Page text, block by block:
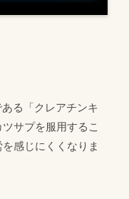
る「クレアチンキ
サプを服用するこ
感じにくくなりま